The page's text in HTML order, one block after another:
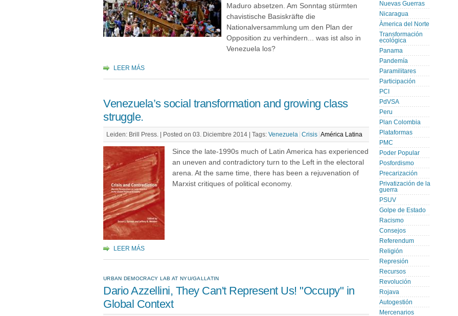
Maduro absetzen. Am Sonntag stürmten
chavistische Basiskräfte die
Nationalversammlung um den Plan der
Opposition zu verhindern... was ist also in
Venezuela los?
LEER MÁS
Venezuela’s social transformation and growing class
struggle.
Leiden: Brill Press. | Posted on 03. Diciembre 2014 | Tags: Venezuela Crisis América Latina
Since the late-1990s much of Latin America has experienced
an uneven and contradictory turn to the Left in the electoral
arena. At the same time, there has been a rejuvenation of
Marxist critiques of political economy.
LEER MÁS
URBAN DEMOCRACY LAB AT NYU/GALLATIN
Dario Azzellini, They Can't Represent Us! "Occupy" in
Global Context
Nuevas Guerras
Nicaragua
Àmerica del Norte
Transformación
ecológica
Panama
Pandemía
Paramilitares
Participación
PCI
PdVSA
Peru
Plan Colombia
Plataformas
PMC
Poder Popular
Posfordismo
Precarización
Privatización de la
guerra
PSUV
Golpe de Estado
Racismo
Consejos
Referendum
Religión
Represión
Recursos
Revolución
Rojava
Autogestión
Mercenarios